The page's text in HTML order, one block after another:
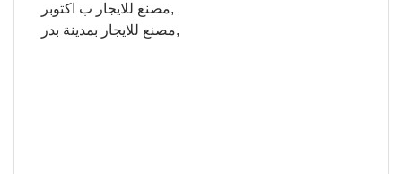
مصنع للايجار ب اكتوبر,
مصنع للايجار بمدينة بدر,